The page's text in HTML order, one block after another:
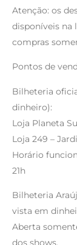
Atenção: os
disponíveis na
compras
Pontos de
Bilheteria
dinheiro):
Loja Planeta
Loja 249 –
Horário
21h
Bilheteria
vista em
Aberta
dos shows.